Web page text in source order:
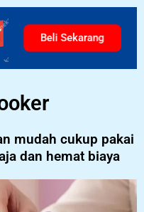
Beli Sekarang
mudah cukup pakai
dan hemat biaya